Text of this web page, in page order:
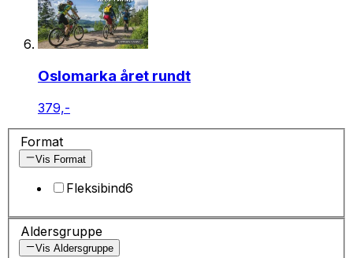
Oslomarka året rundt
379,-
Format
Vis Format
Fleksibind6
Aldersgruppe
Vis Aldersgruppe